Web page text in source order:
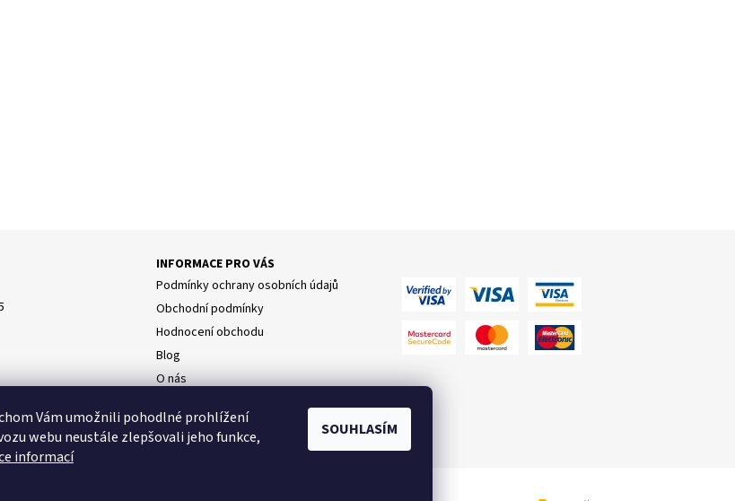
INFORMACE PRO VÁS
Podmínky ochrany osobních údajů
Obchodní podmínky
Hodnocení obchodu
Blog
O nás
Napište nám
Vám umožnili pohodlné prohlížení
webu neustále zlepšovali jeho funkce,
informací
SOUHLASÍM